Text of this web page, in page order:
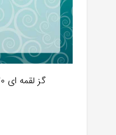
گز لقمه ای 30 درصد مغز پسته آنتیک طرح خانه